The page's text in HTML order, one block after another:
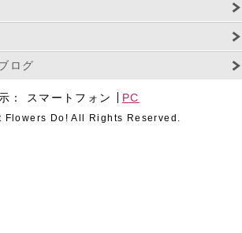
ログ
： スマートフォン PC
Flowers Do! All Rights Reserved.